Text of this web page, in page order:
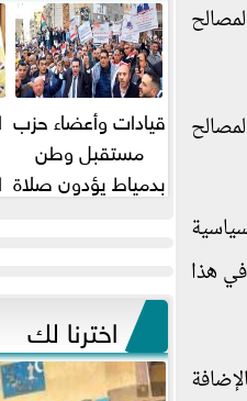
هذا
قيادات وأعضاء حزب
مستقبل وطن
بدمياط يؤدون صلاة
اخترنا لك